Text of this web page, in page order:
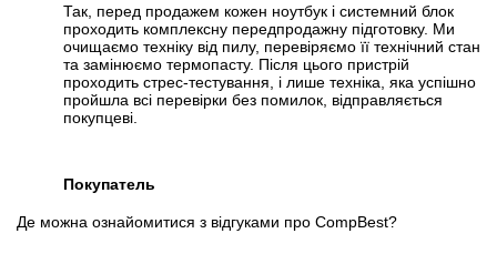
Так, перед продажем кожен ноутбук і системний блок
проходить комплексну передпродажну підготовку. Ми
очищаємо техніку від пилу, перевіряємо її технічний стан
та замінюємо термопасту. Після цього пристрій
проходить стрес-тестування, і лише техніка, яка успішно
пройшла всі перевірки без помилок, відправляється
покупцеві.
Покупатель
Де можна ознайомитися з відгуками про CompBest?